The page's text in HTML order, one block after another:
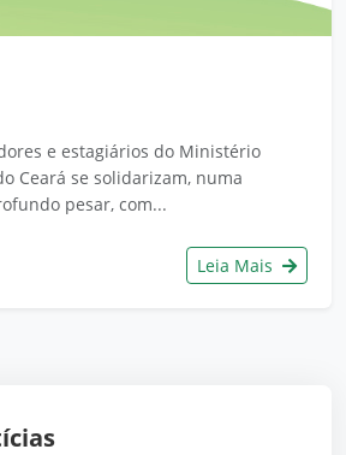
e estagiários do Ministério
Ceará se solidarizam, numa
pesar, com...
Leia Mais